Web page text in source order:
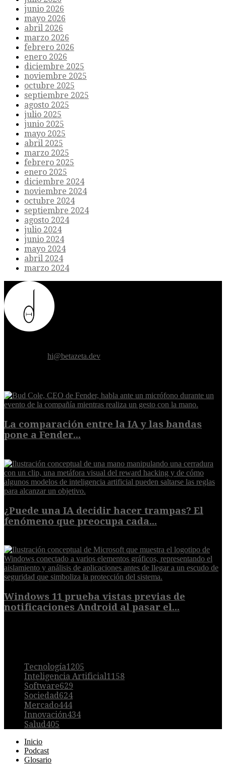
junio 2026
mayo 2026
abril 2026
marzo 2026
febrero 2026
enero 2026
diciembre 2025
noviembre 2025
octubre 2025
septiembre 2025
agosto 2025
julio 2025
junio 2025
mayo 2025
abril 2025
marzo 2025
febrero 2025
enero 2025
diciembre 2024
noviembre 2024
octubre 2024
septiembre 2024
agosto 2024
julio 2024
junio 2024
mayo 2024
abril 2024
marzo 2024
hi@betazeta.dev
La comparación entre la IA y las bandas
pone a Fender...
¿Puede una IA decidir hacer trampas? El
fenómeno que preocupa cada...
Windows 11 prueba vistas previas de
notificaciones Android al pasar el...
Tecnología1205
Inteligencia Artificial1158
Software629
Sociedad624
Mercado444
Innovación434
Salud405
Inicio
Podcast
Glosario